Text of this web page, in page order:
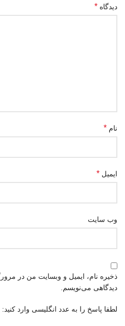
دیدگاه *
نام *
ایمیل *
وب‌ سایت
ذخیره نام، ایمیل و وبسایت من در
دیدگاهی می‌نویسم.
لطفا پاسخ را به عدد انگلیسی وارد کنید: